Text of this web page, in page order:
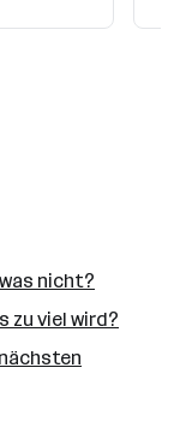
nicht?
zu viel wird?